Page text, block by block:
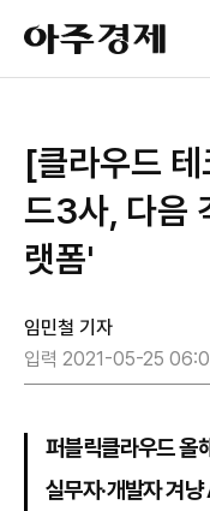
아
주
경
[클라우드
드3사, 다음
랫폼'
임민철 기자
입력 2021-05-25
퍼블릭클라우드 올
실무자·개발자 겨